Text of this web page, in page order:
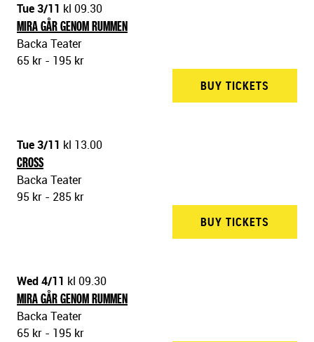
Tue 3/11 kl 09.30
MIRA GÅR GENOM RUMMEN
Backa Teater
65 kr - 195 kr
BUY TICKETS
Tue 3/11 kl 13.00
CROSS
Backa Teater
95 kr - 285 kr
BUY TICKETS
Wed 4/11 kl 09.30
MIRA GÅR GENOM RUMMEN
Backa Teater
65 kr - 195 kr